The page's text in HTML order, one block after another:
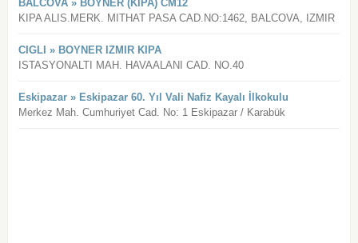
BALCOVA » BOYNER (KIPA) CM12
KIPA ALIS.MERK. MITHAT PASA CAD.NO:1462, BALCOVA, IZMIR
CIGLI » BOYNER IZMIR KIPA
ISTASYONALTI MAH. HAVAALANI CAD. NO.40
Eskipazar » Eskipazar 60. Yıl Vali Nafiz Kayalı İlkokulu
Merkez Mah. Cumhuriyet Cad. No: 1 Eskipazar / Karabük